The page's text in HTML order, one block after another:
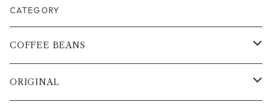
CATEGORY
COFFEE BEANS
BLEND
ORIGINAL